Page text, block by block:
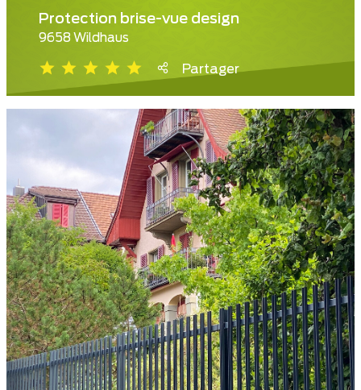
Protection brise-vue design
9658 Wildhaus
Partager